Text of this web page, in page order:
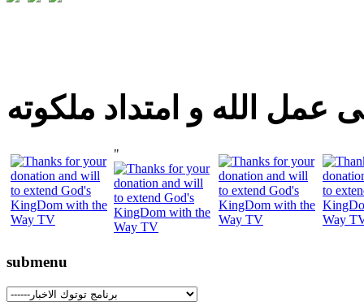
عمل الله و امتداد ملكوته
"
submenu